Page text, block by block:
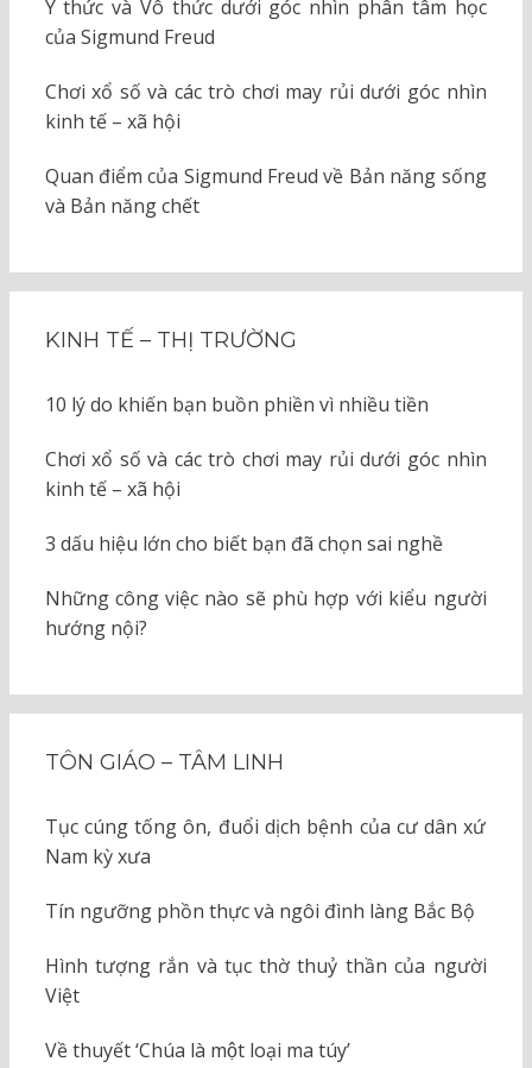
Ý thức và Vô thức dưới góc nhìn phân tâm học
của Sigmund Freud
Chơi xổ số và các trò chơi may rủi dưới góc nhìn
kinh tế – xã hội
Quan điểm của Sigmund Freud về Bản năng sống
và Bản năng chết
KINH TẾ – THỊ TRƯỜNG
10 lý do khiến bạn buồn phiền vì nhiều tiền
Chơi xổ số và các trò chơi may rủi dưới góc nhìn
kinh tế – xã hội
3 dấu hiệu lớn cho biết bạn đã chọn sai nghề
Những công việc nào sẽ phù hợp với kiểu người
hướng nội?
TÔN GIÁO – TÂM LINH
Tục cúng tống ôn, đuổi dịch bệnh của cư dân xứ
Nam kỳ xưa
Tín ngưỡng phồn thực và ngôi đình làng Bắc Bộ
Hình tượng rắn và tục thờ thuỷ thần của người
Việt
Về thuyết ‘Chúa là một loại ma túy’